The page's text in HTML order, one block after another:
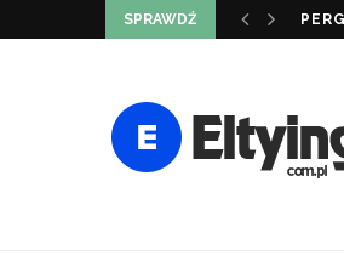
SPRAWDŹ O